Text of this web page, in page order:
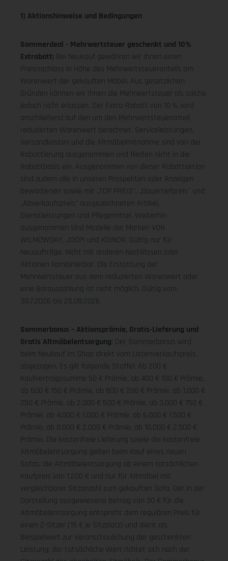
1) Aktionshinweise und Bedingungen
Sommerdeal - Mehrwertsteuer geschenkt und 10%
Extrabatt: Bei Neukauf gewähren wir Ihnen einen
Preisnachlass in Höhe des Mehrwertsteueranteils am
Warenwert der gekauften Möbel. Aus gesetzlichen
Gründen können wir Ihnen die Mehrwertsteuer als solche
jedoch nicht erlassen. Der Extra-Rabatt von 10 % wird
anschließend auf den um den Mehrwertsteueranteil
reduzierten Warenwert berechnet. Serviceleistungen,
Versandkosten und die Altmöbelmitnahme sind von der
Rabattierung ausgenommen und fließen nicht in die
Rabattbasis ein. Ausgenommen von dieser Rabattaktion
sind zudem alle in unseren Prospekten oder Anzeigen
beworbenen sowie mit „TOP PREIS", „Dauertiefpreis" und
„Abverkaufspreis" ausgezeichneten Artikel,
Dienstleistungen und Pflegemittel. Weiterhin
ausgenommen sind Modelle der Marken VON
WILMOWSKY, JOOP! und KOINOR. Gültig nur für
Neuaufträge. Nicht mit anderen Nachlässen oder
Aktionen kombinierbar. Die Erstattung der
Mehrwertsteuer aus dem reduzierten Warenwert oder
eine Barauszahlung ist nicht möglich. Gültig vom
30.7.2026 bis 25.08.2026
Sommerbonus – Aktionsprämie, Gratis-Lieferung und
Gratis Altmöbelentsorgung: Der Sommerbonus wird
beim Neukauf im Shop direkt vom Listenverkaufspreis
abgezogen. Es gilt folgende Staffel: Ab 200 €
Kaufvertragssumme 50 € Prämie, ab 400 € 100 € Prämie,
ab 600 € 150 € Prämie, ab 800 € 200 € Prämie, ab 1.000 €
250 € Prämie, ab 2.000 € 500 € Prämie, ab 3.000 € 750 €
Prämie, ab 4.000 € 1.000 € Prämie, ab 6.000 € 1.500 €
Prämie, ab 8.000 € 2.000 € Prämie, ab 10.000 € 2.500 €
Prämie. Die kostenfreie Lieferung sowie die kostenfreie
Altmöbelentsorgung gelten beim Kauf eines neuen
Sofas; die Altmöbelentsorgung ab einem tatsächlichen
Kaufpreis von 1.200 € und nur für Altmöbel mit
vergleichbarer Sitzanzahl zum gekauften Sofa. Der in der
Darstellung ausgewiesene Betrag von 30 € für die
Altmöbelentsorgung entspricht dem regulären Preis für
einen 2-Sitzer (15 € je Sitzplatz) und dient als
Beispielwert zur Veranschaulichung der geschenkten
Leistung; der tatsächliche Wert richtet sich nach der